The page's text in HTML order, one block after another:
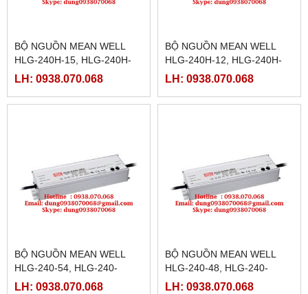
BỘ NGUỒN MEAN WELL
HLG-240H-15, HLG-240H-
15A,HLG-240H-15B,HLG-
LH: 0938.070.068
BỘ NGUỒN MEAN WELL
HLG-240H-12, HLG-240H-
12A,HLG-240H-12B,HLG-
LH: 0938.070.068
BỘ NGUỒN MEAN WELL
HLG-240-54, HLG-240-
54A,HLG-240-54B,HLG-240-
LH: 0938.070.068
BỘ NGUỒN MEAN WELL
HLG-240-48, HLG-240-
48A,HLG-240-48B,HLG-240-
LH: 0938.070.068